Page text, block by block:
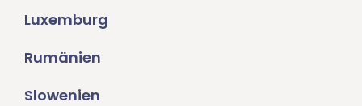
Luxemburg
Rumänien
Slowenien